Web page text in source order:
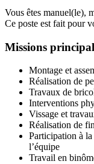
Vous êtes manuel(le),
Ce poste est fait pour
Missions
Montage et
Réalisation de
Travaux de
Interventions
Vissage et
Réalisation de
Participation à la
l’équipe
Travail en